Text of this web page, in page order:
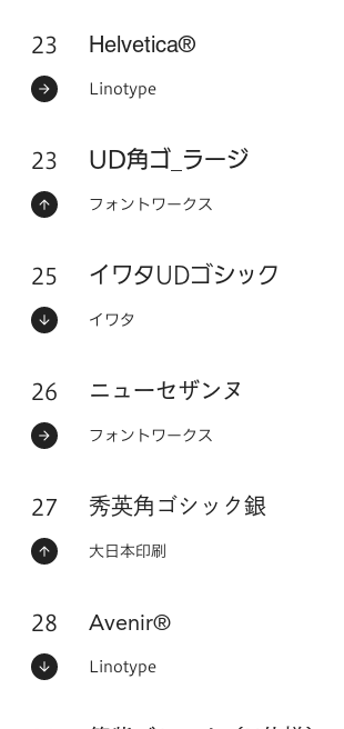
23
ステータス：
フォントシリーズ
Helvetica®
フォントメーカー
Linotype
23
ステータス：
フォントシリーズ
UD角ゴ_ラージ
フォントメーカー
フォントワークス
25
ステータス：
フォントシリーズ
イワタUDゴシック
フォントメーカー
イワタ
26
ステータス：
フォントシリーズ
ニューセザンヌ
フォントメーカー
フォントワークス
27
ステータス：
フォントシリーズ
秀英角ゴシック銀
フォントメーカー
大日本印刷
28
ステータス：
フォントシリーズ
Avenir®
フォントメーカー
Linotype